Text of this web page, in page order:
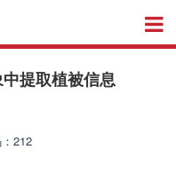
提取植被信息
212